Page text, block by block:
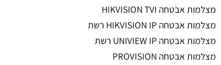
מצלמות אבטחה HIKVISION TVI
מצלמות אבטחה HIKVISION IP רשת
מצלמות אבטחה UNIVIEW IP רשת
מצלמות אבטחה PROVISION